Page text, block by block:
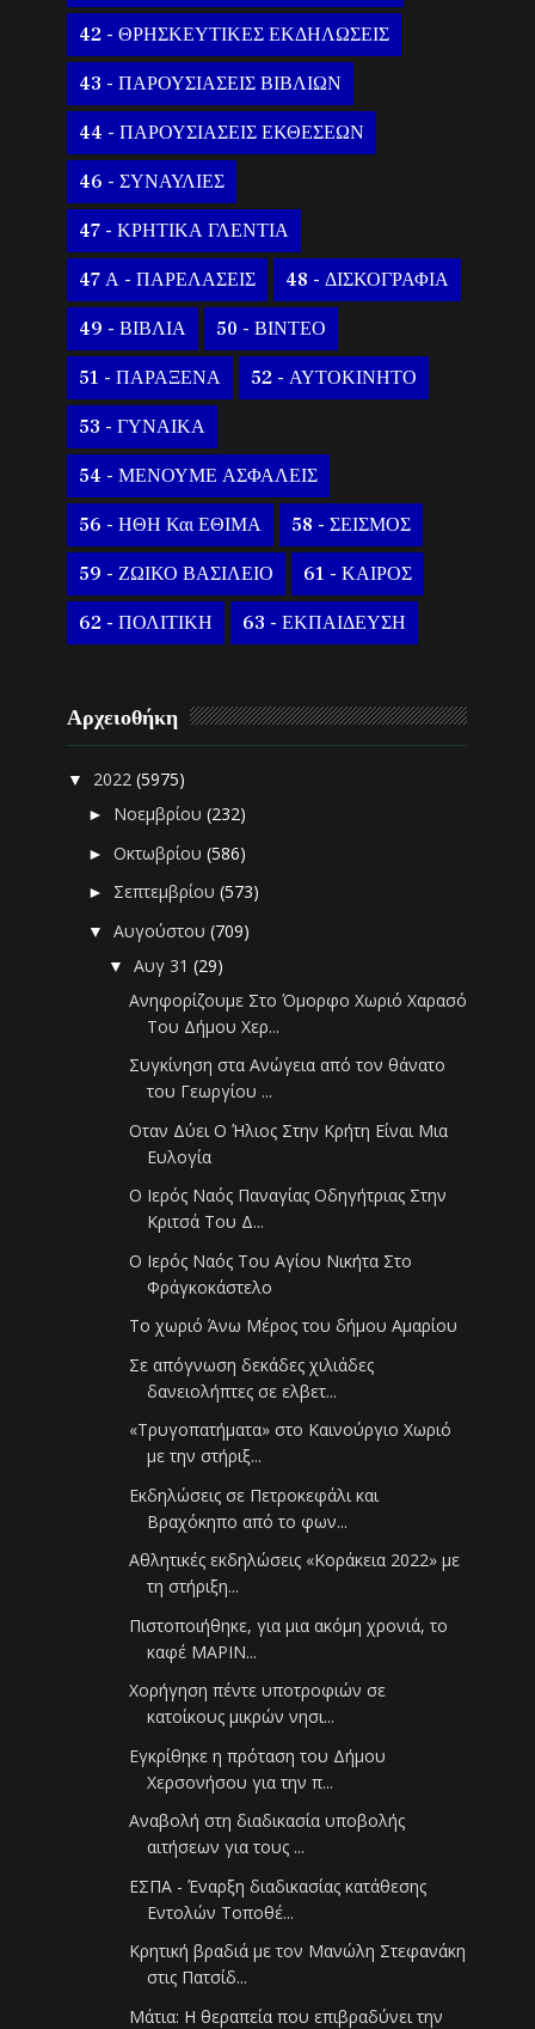
42 - ΘΡΗΣΚΕΥΤΙΚΕΣ ΕΚΔΗΛΩΣΕΙΣ
43 - ΠΑΡΟΥΣΙΑΣΕΙΣ ΒΙΒΛΙΩΝ
44 - ΠΑΡΟΥΣΙΑΣΕΙΣ ΕΚΘΕΣΕΩΝ
46 - ΣΥΝΑΥΛΙΕΣ
47 - ΚΡΗΤΙΚΑ ΓΛΕΝΤΙΑ
47 Α - ΠΑΡΕΛΑΣΕΙΣ 48 - ΔΙΣΚΟΓΡΑΦΙΑ
49 - ΒΙΒΛΙΑ 50 - ΒΙΝΤΕΟ
51 - ΠΑΡΑΞΕΝΑ 52 - ΑΥΤΟΚΙΝΗΤΟ
53 - ΓΥΝΑΙΚΑ
54 - ΜΕΝΟΥΜΕ ΑΣΦΑΛΕΙΣ
56 - ΗΘΗ Και ΕΘΙΜΑ 58 - ΣΕΙΣΜΟΣ
59 - ΖΩΙΚΟ ΒΑΣΙΛΕΙΟ 61 - ΚΑΙΡΟΣ
62 - ΠΟΛΙΤΙΚΗ 63 - ΕΚΠΑΙΔΕΥΣΗ
Αρχειοθήκη
▼ 2022(5975)
► Νοεμβρίου(232)
►Οκτωβρίου(586)
► Σεπτεμβρίου(573)
▼Αυγούστου(709)
▼Αυγ 31(29)
Ανηφορίζουμε Στο Όμορφο Χωριό Χαρασό
Του Δήμου Χερ...
Συγκίνηση στα Ανώγεια από τον θάνατο
του Γεωργίου ...
Οταν Δύει Ο Ήλιος Στην Κρήτη Είναι Μια
Ευλογία
Ο Ιερός Ναός Παναγίας Οδηγήτριας Στην
Κριτσά Του Δ...
Ο Ιερός Ναός Του Αγίου Νικήτα Στο
Φράγκοκάστελο
Το χωριό Άνω Μέρος του δήμου Αμαρίου
Σε απόγνωση δεκάδες χιλιάδες
δανειολήπτες σε ελβετ...
«Τρυγοπατήματα» στο Καινούργιο Χωριό
με την στήριξ...
Εκδηλώσεις σε Πετροκεφάλι και
Βραχόκηπο από το φων...
Αθλητικές εκδηλώσεις «Κοράκεια 2022» με
τη στήριξη...
Πιστοποιήθηκε, για μια ακόμη χρονιά, το
καφέ ΜΑΡΙΝ...
Χορήγηση πέντε υποτροφιών σε
κατοίκους μικρών νησι...
Εγκρίθηκε η πρόταση του Δήμου
Χερσονήσου για την π...
Αναβολή στη διαδικασία υποβολής
αιτήσεων για τους ...
ΕΣΠΑ - Έναρξη διαδικασίας κατάθεσης
Εντολών Τοποθέ...
Κρητική βραδιά με τον Μανώλη Στεφανάκη
στις Πατσίδ...
Μάτια: Η θεραπεία που επιβραδύνει την